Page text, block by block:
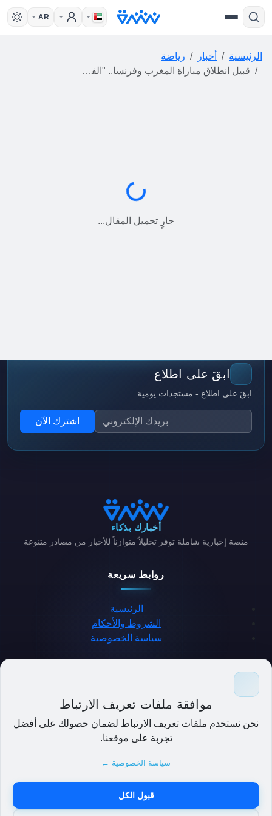
موافقة ملفات تعريف الارتباط
نحن نستخدم ملفات تعريف الارتباط لضمان حصولك على أفضل
تجربة على موقعنا.
سياسة الخصوصية ←
قبول الكل
AR
الرئيسية أخبار
رياضة
قبيل انطلاق مباراة المغرب وفرنسا.. "الفيفا" يدخل إجراء تقنيا جديدا على "الفار"
جارٍ التحميل...
جارٍ تحميل المقال...
ابقَ على اطلاع
ابقَ على اطلاع - مستجدات يومية
اشترك الآن
أخبارك بذكاء
منصة إخبارية شاملة توفر تحليلاً متوازناً للأخبار من مصادر متنوعة
روابط سريعة
الرئيسية
الشروط والأحكام
سياسة الخصوصية